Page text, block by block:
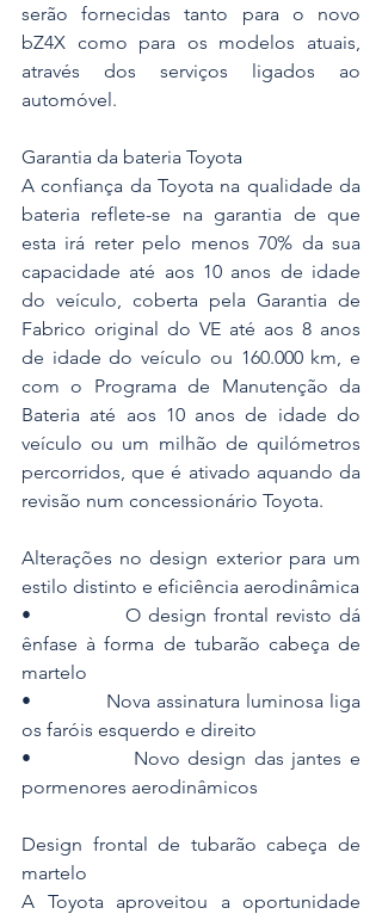
serão fornecidas tanto para o novo
bZ4X como para os modelos atuais,
através dos serviços ligados ao
automóvel.
Garantia da bateria Toyota
A confiança da Toyota na qualidade da
bateria reflete-se na garantia de que
esta irá reter pelo menos 70% da sua
capacidade até aos 10 anos de idade
do veículo, coberta pela Garantia de
Fabrico original do VE até aos 8 anos
de idade do veículo ou 160.000 km, e
com o Programa de Manutenção da
Bateria até aos 10 anos de idade do
veículo ou um milhão de quilómetros
percorridos, que é ativado aquando da
revisão num concessionário Toyota.
Alterações no design exterior para um
estilo distinto e eficiência aerodinâmica
•             O design frontal revisto dá
ênfase à forma de tubarão cabeça de
martelo
•             Nova assinatura luminosa liga
os faróis esquerdo e direito
•             Novo design das jantes e
pormenores aerodinâmicos
Design frontal de tubarão cabeça de
martelo
A Toyota aproveitou a oportunidade